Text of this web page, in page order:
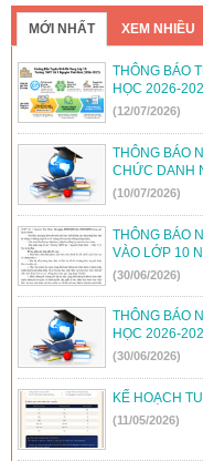
MỚI NHẤT XEM NHIỀU
THÔNG BÁO
HỌC 2026-
(12/07/2026)
THÔNG BÁO
CHỨC DANH
(10/07/2026)
THÔNG BÁO
VÀO LỚP 10
(30/06/2026)
THÔNG BÁO
HỌC 2026-
(30/06/2026)
KẾ HOẠCH
(11/05/2026)